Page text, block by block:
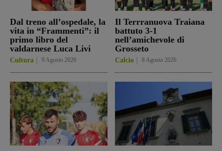
Dal treno all’ospedale, la
vita in “Frammenti”: il
primo libro del
valdarnese Luca Livi
Cultura 9 Agosto 2026
Il Terrranuova Traiana
battuto 3-1
nell’amichevole di
Grosseto
Calcio 8 Agosto 2026